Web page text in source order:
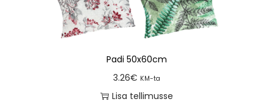
Padi 50x60cm
3.26€ KM-ta
Lisa tellimusse